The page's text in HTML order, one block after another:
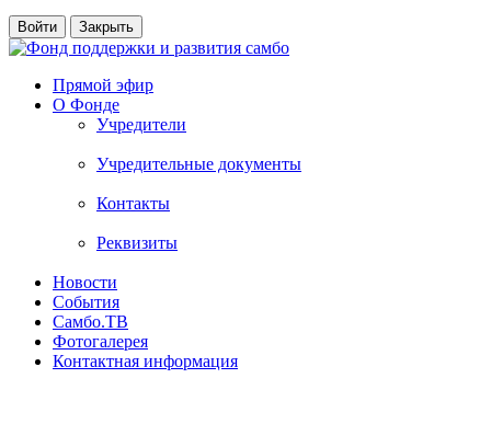
Прямой эфир
О Фонде
Учредители
Учредительные документы
Контакты
Реквизиты
Новости
События
Самбо.ТВ
Фотогалерея
Контактная информация